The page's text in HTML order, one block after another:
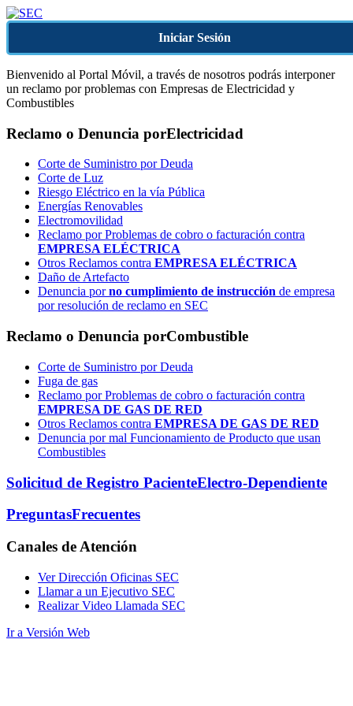
Iniciar Sesión
Bienvenido al Portal Móvil, a través de nosotros podrás interponer
un reclamo por problemas con Empresas de Electricidad y
Combustibles
Reclamo o Denuncia porElectricidad
Corte de Suministro por Deuda
Corte de Luz
Riesgo Eléctrico en la vía Pública
Energías Renovables
Electromovilidad
Reclamo por Problemas de cobro o facturación contra
EMPRESA ELÉCTRICA
Otros Reclamos contra EMPRESA ELÉCTRICA
Daño de Artefacto
Denuncia porno cumplimiento de instrucción de empresa
por resolución de reclamo en SEC
Reclamo o Denuncia porCombustible
Corte de Suministro por Deuda
Fuga de gas
Reclamo por Problemas de cobro o facturación contra
EMPRESA DE GAS DE RED
Otros Reclamos contra EMPRESA DE GAS DE RED
Denuncia por mal Funcionamiento de Producto que usan
Combustibles
Solicitud de Registro PacienteElectro-Dependiente
PreguntasFrecuentes
Canales de Atención
Ver Dirección Oficinas SEC
Llamar a un Ejecutivo SEC
Realizar Video Llamada SEC
Ir a Versión Web